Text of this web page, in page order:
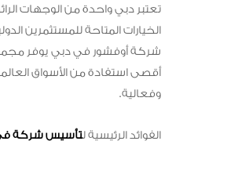
تعتبر دبي واحدة من الوجهات
الخيارات المتاحة للمستثمرين
شركة أوفشور في دبي يوفر
أقصى استفادة من الأسواق
وفعالية.
الفوائد الرئيسية لتأسيس شركة